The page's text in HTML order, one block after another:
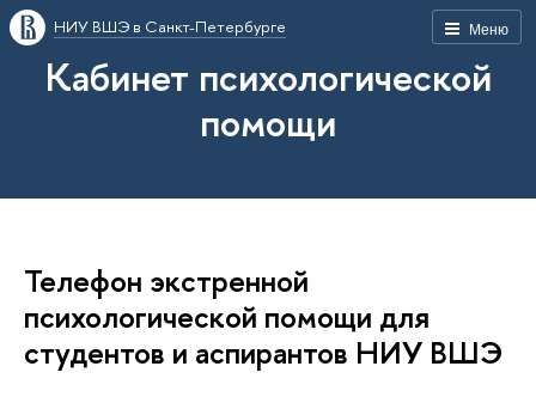
Меню
НИУ ВШЭ в Санкт-Петербурге
Кабинет психологической
помощи
Телефон экстренной
психологической помощи для
студентов и аспирантов НИУ ВШЭ